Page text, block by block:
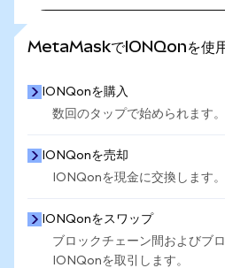
MetaMaskでIONQonを使
IONQonを購入
数回のタップで始められます。
IONQonを売却
IONQonを現金に交換します。
IONQonをスワップ
ブロックチェーン間およびブ
IONQonを取引します。